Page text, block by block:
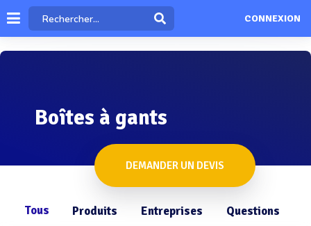
CONNEXION
Boîtes à gants
DEMANDER UN DEVIS
Tous Produits Entreprises Questions